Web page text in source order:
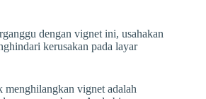
dengan vignet ini, usahakan
kerusakan pada layar
menghilangkan vignet adalah